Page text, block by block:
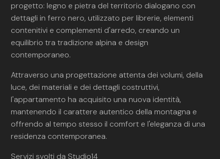
progetto: legno e pietra del territorio dialogano con
dettagli in ferro nero, utilizzato per librerie, elementi
contenitivi e complementi d'arredo, creando un
equilibrio tra tradizione alpina e design
contemporaneo.
Attraverso una progettazione attenta dei volumi, della
luce, dei materiali e dei dettagli costruttivi,
l'appartamento ha acquisito una nuova identità,
mantenendo il carattere autentico della montagna e
offrendo al tempo stesso il comfort e l'eleganza di una
residenza contemporanea.
Servizi svolti da Studio14